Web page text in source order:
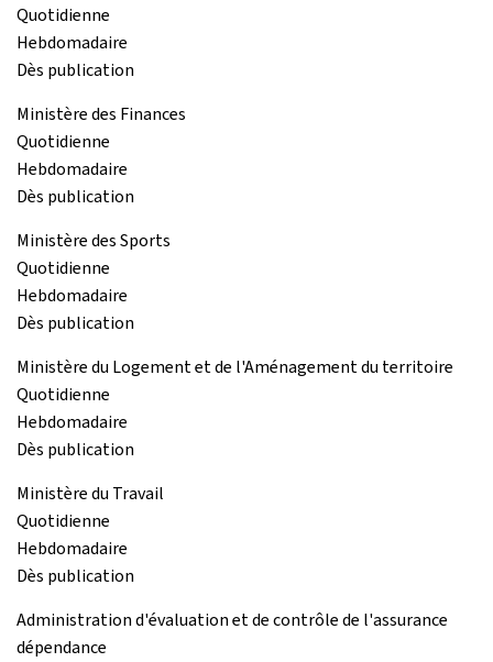
Quotidienne
Hebdomadaire
Dès publication
Ministère des Finances
Quotidienne
Hebdomadaire
Dès publication
Ministère des Sports
Quotidienne
Hebdomadaire
Dès publication
Ministère du Logement et de l'Aménagement du territoire
Quotidienne
Hebdomadaire
Dès publication
Ministère du Travail
Quotidienne
Hebdomadaire
Dès publication
Administration d'évaluation et de contrôle de l'assurance
dépendance